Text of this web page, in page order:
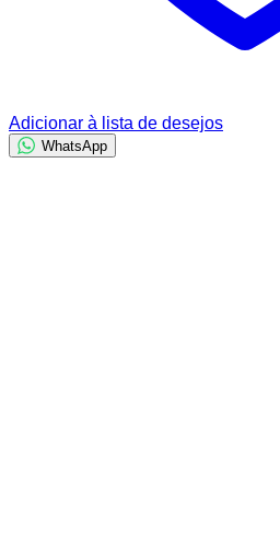
Adicionar à lista de desejos
WhatsApp